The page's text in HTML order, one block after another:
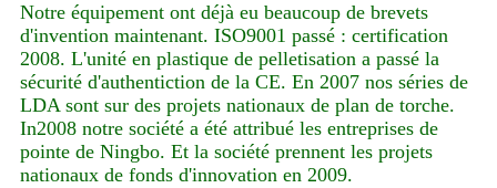
Notre équipement ont déjà eu beaucoup de brevets
d'invention maintenant. ISO9001 passé : certification
2008. L'unité en plastique de pelletisation a passé la
sécurité d'authentiction de la CE. En 2007 nos séries de
LDA sont sur des projets nationaux de plan de torche.
In2008 notre société a été attribué les entreprises de
pointe de Ningbo. Et la société prennent les projets
nationaux de fonds d'innovation en 2009.